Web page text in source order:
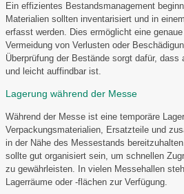
Ein effizientes Bestandsmanagement
Materialien sollten inventarisiert und in
erfasst werden. Dies ermöglicht eine
Vermeidung von Verlusten oder
Überprüfung der Bestände sorgt dafür,
und leicht auffindbar ist.
Lagerung während der Messe
Während der Messe ist eine temporäre
Verpackungsmaterialien, Ersatzteile und
in der Nähe des Messestands
sollte gut organisiert sein, um schnellen
zu gewährleisten. In vielen Messehallen
Lagerräume oder -flächen zur Verfügung.